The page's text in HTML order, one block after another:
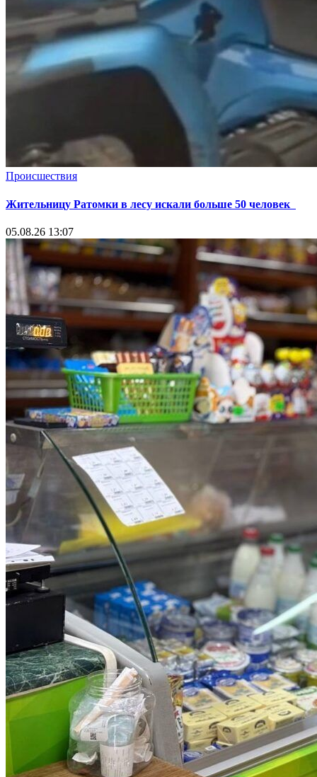
Происшествия
Жительницу Ратомки в лесу искали больше 50 человек
05.08.26 13:07